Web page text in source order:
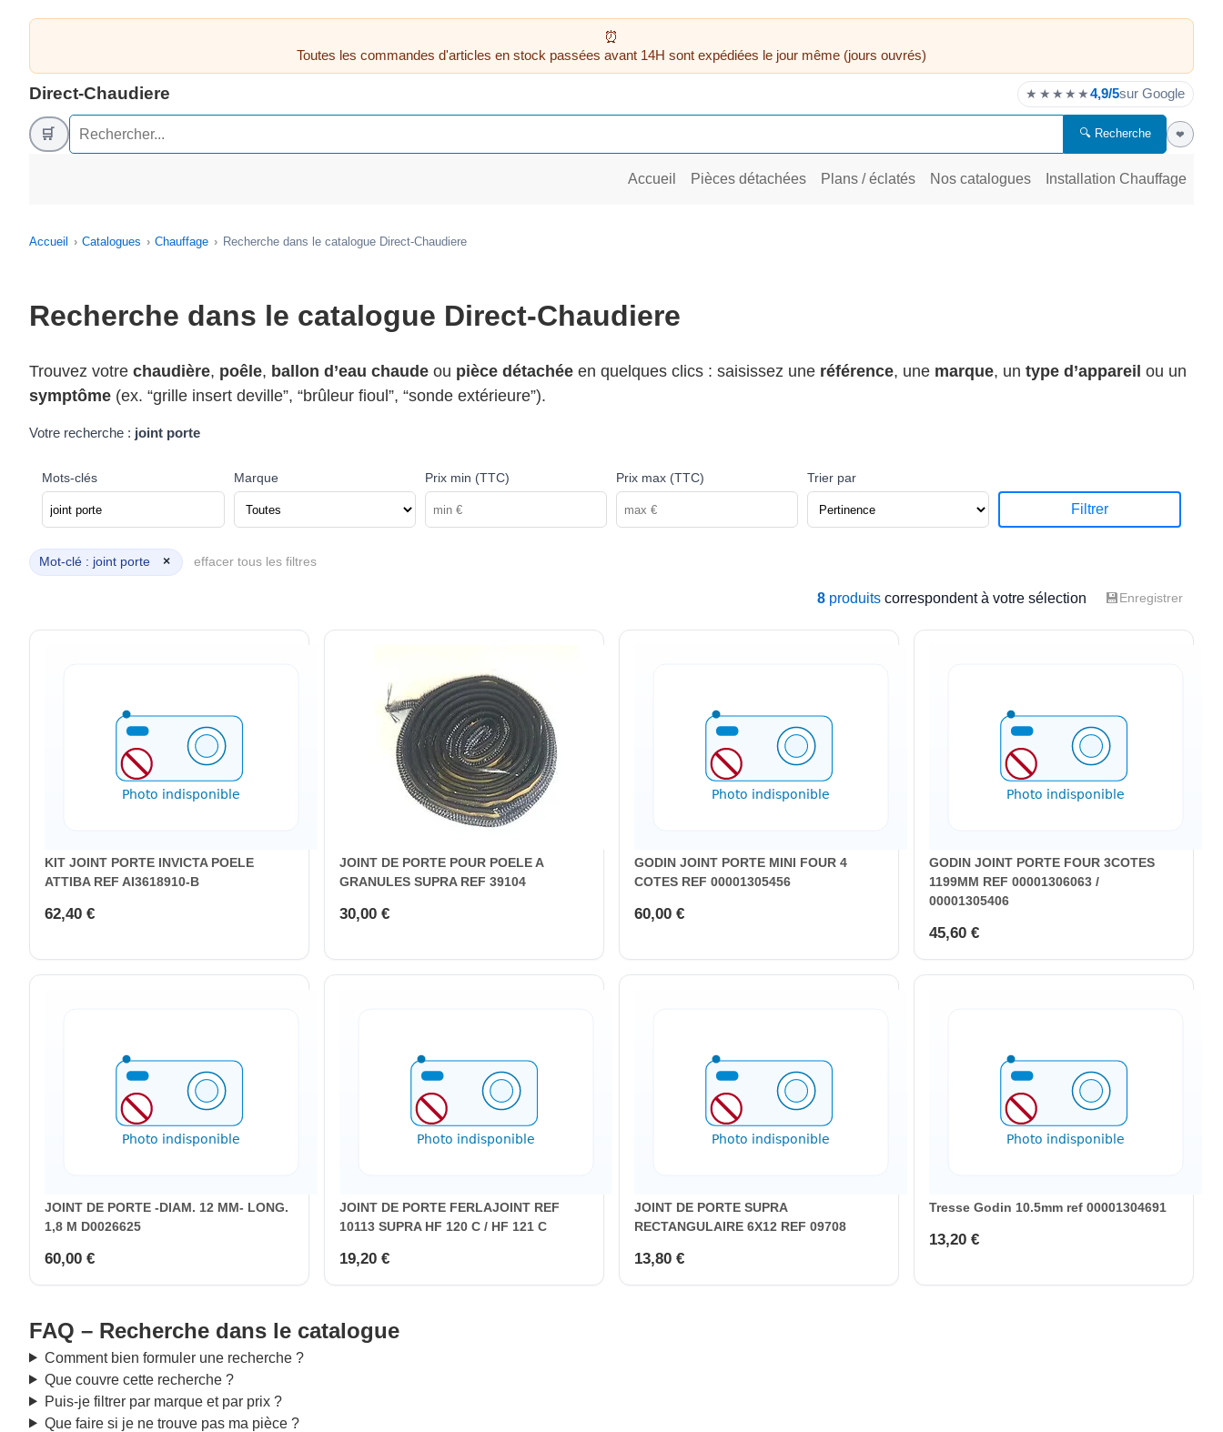
Toutes les commandes d'articles en stock passées avant 14H sont expédiées le jour même (jours ouvrés)
Direct-Chaudiere ★★★★★4,9/5sur Google
🛒 🔍 Recherche ❤
Accueil Pièces détachées Plans / éclatés Nos catalogues Installation Chauffage
Accueil Catalogues Chauffage Recherche dans le catalogue Direct-Chaudiere
Recherche dans le catalogue Direct-Chaudiere
Trouvez votre chaudière, poêle, ballon d’eau chaude ou pièce détachée en quelques clics : saisissez une référence, une marque, un type d’appareil ou un
symptôme (ex. “grille insert deville”, “brûleur fioul”, “sonde extérieure”).
Votre recherche : joint porte
Mots-clés Marque Prix min (TTC) Prix max (TTC) Trier par
Filtrer
Mot-clé : joint porte × effacer tous les filtres
8 produits correspondent à votre sélection 💾Enregistrer
KIT JOINT PORTE INVICTA POELE
ATTIBA REF AI3618910-B
62,40 €
JOINT DE PORTE POUR POELE A
GRANULES SUPRA REF 39104
30,00 €
GODIN JOINT PORTE MINI FOUR 4
COTES REF 00001305456
60,00 €
GODIN JOINT PORTE FOUR 3COTES
1199MM REF 00001306063 /
00001305406
45,60 €
JOINT DE PORTE -DIAM. 12 MM- LONG.
1,8 M D0026625
60,00 €
JOINT DE PORTE FERLAJOINT REF
10113 SUPRA HF 120 C / HF 121 C
19,20 €
JOINT DE PORTE SUPRA
RECTANGULAIRE 6X12 REF 09708
13,80 €
Tresse Godin 10.5mm ref 00001304691
13,20 €
FAQ – Recherche dans le catalogue
Comment bien formuler une recherche ?
Que couvre cette recherche ?
Puis-je filtrer par marque et par prix ?
Que faire si je ne trouve pas ma pièce ?